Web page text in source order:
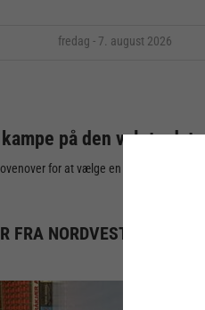
fredag - 7. august 2026
på den valgte dato
for at vælge en anden dato
FRA NORDVESTJYSK ELITE